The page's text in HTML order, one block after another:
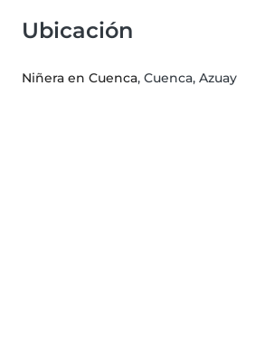
Ubicación
Niñera en Cuenca, Cuenca, Azuay